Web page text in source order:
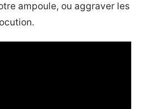
ampoule, ou aggraver les